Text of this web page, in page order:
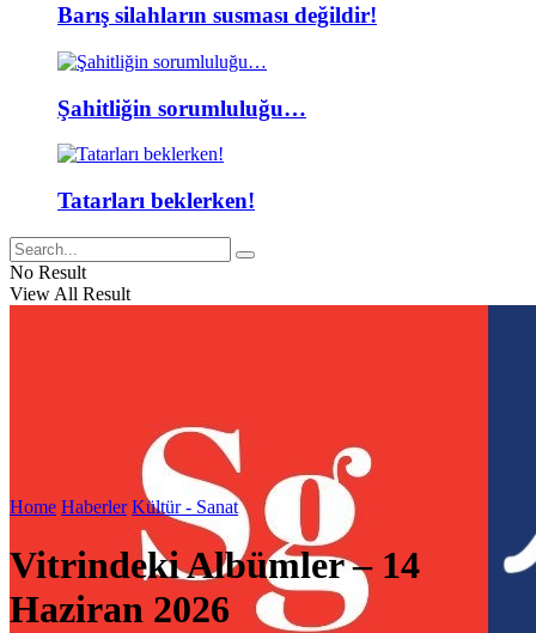
Barış silahların susması değildir!
Şahitliğin sorumluluğu…
Tatarları beklerken!
No Result
View All Result
Home Haberler Kültür - Sanat
Vitrindeki Albümler – 14
Haziran 2026